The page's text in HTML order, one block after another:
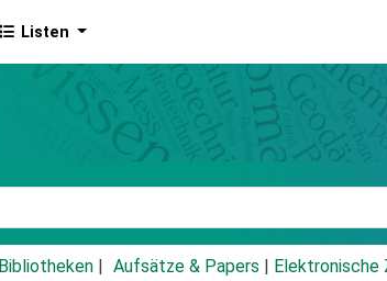
Listen
Bibliotheken Aufsätze & Papers